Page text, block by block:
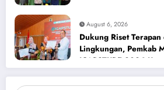
August 6, 2026
Dukung Riset Terapan
Lingkungan, Pemkab
ICAPSTURE 2026 Unesa